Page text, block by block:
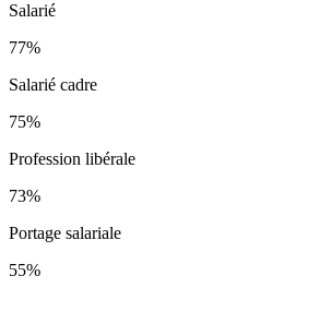
Salarié
77%
Salarié cadre
75%
Profession libérale
73%
Portage salariale
55%